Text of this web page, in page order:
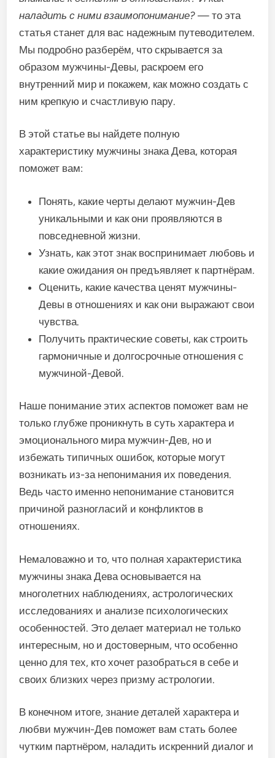
наладить с ними взаимопонимание? — то эта
статья станет для вас надежным путеводителем.
Мы подробно разберём, что скрывается за
образом мужчины-Девы, раскроем его
внутренний мир и покажем, как можно создать с
ним крепкую и счастливую пару.
В этой статье вы найдете полную
характеристику мужчины знака Дева, которая
поможет вам:
Понять, какие черты делают мужчин-Дев
уникальными и как они проявляются в
повседневной жизни.
Узнать, как этот знак воспринимает любовь и
какие ожидания он предъявляет к партнёрам.
Оценить, какие качества ценят мужчины-
Девы в отношениях и как они выражают свои
чувства.
Получить практические советы, как строить
гармоничные и долгосрочные отношения с
мужчиной-Девой.
Наше понимание этих аспектов поможет вам не
только глубже проникнуть в суть характера и
эмоционального мира мужчин-Дев, но и
избежать типичных ошибок, которые могут
возникать из-за непонимания их поведения.
Ведь часто именно непонимание становится
причиной разногласий и конфликтов в
отношениях.
Немаловажно и то, что полная характеристика
мужчины знака Дева основывается на
многолетних наблюдениях, астрологических
исследованиях и анализе психологических
особенностей. Это делает материал не только
интересным, но и достоверным, что особенно
ценно для тех, кто хочет разобраться в себе и
своих близких через призму астрологии.
В конечном итоге, знание деталей характера и
любви мужчин-Дев поможет вам стать более
чутким партнёром, наладить искренний диалог и